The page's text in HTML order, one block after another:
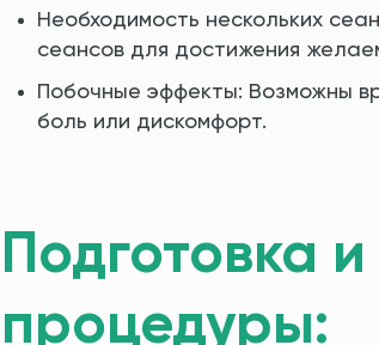
Необходимость нескольких
сеансов для достижения
Побочные эффекты: Возможны
боль или дискомфорт.
Подготовка
процедуры: